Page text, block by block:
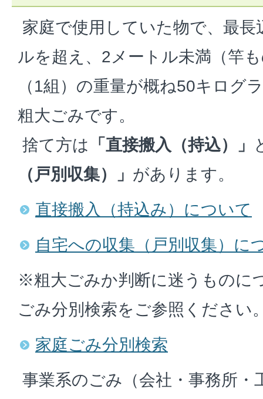
家庭で使用していた物で、最
ルを超え、2メートル未満（竿
（1組）の重量が概ね50キログ
粗大ごみです。
捨て方は 「直接搬入（持込）」
（戸別収集）」 があります。
直接搬入（持込み）について
自宅への収集（戸別収集）に
※粗大ごみか判断に迷うものに
ごみ分別検索をご参照ください
家庭ごみ分別検索
事業系のごみ（会社・事務所・